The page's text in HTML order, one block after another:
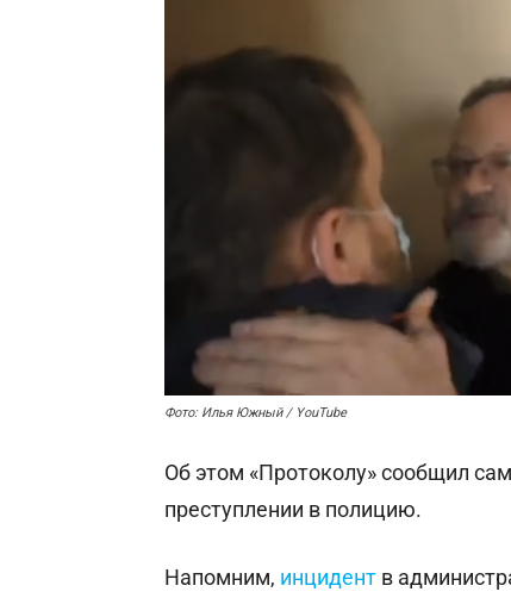
Фото: Илья Южный / YouTube
Об этом «Протоколу» сообщил
преступлении в полицию.
Напомним, инцидент в